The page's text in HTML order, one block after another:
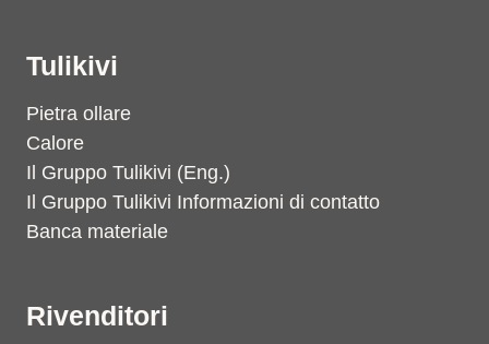
Tulikivi
Pietra ollare
Calore
Il Gruppo Tulikivi (Eng.)
Il Gruppo Tulikivi Informazioni di contatto
Banca materiale
Rivenditori